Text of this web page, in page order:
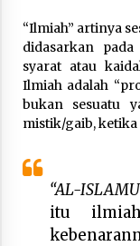
“Ilmiah” artinya
didasarkan
syarat atau
Ilmiah adalah
bukan sesuatu
mistik/gaib, ketika
“AL-
itu